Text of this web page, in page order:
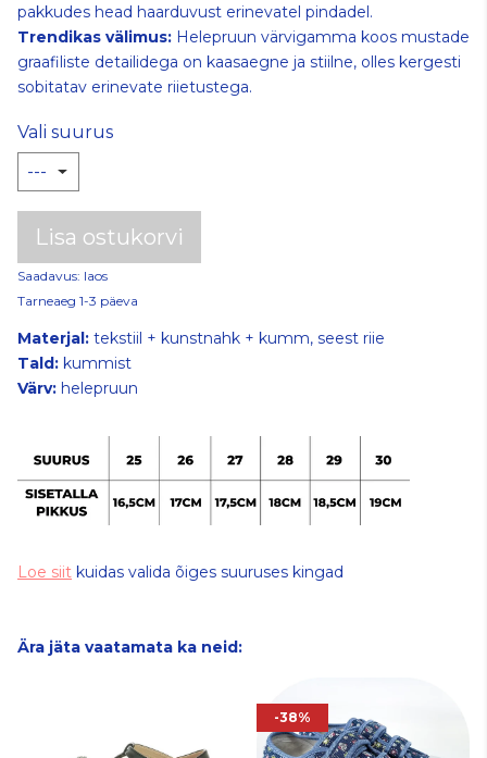
pakkudes head haarduvust erinevatel pindadel.
Trendikas välimus: Helepruun värvigamma koos mustade
graafiliste detailidega on kaasaegne ja stiilne, olles kergesti
sobitatav erinevate riietustega.
Vali suurus
Lisa ostukorvi
Saadavus: laos
Tarneaeg 1-3 päeva
Materjal: tekstiil + kunstnahk + kumm, seest riie
Tald: kummist
Värv: helepruun
Loe siit kuidas valida õiges suuruses kingad
Ära jäta vaatamata ka neid:
-38%